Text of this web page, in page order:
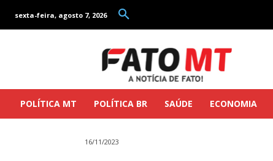
sexta-feira, agosto 7, 2026
POLÍTICA MT POLÍTICA BR SAÚDE ECONOMIA
16/11/2023